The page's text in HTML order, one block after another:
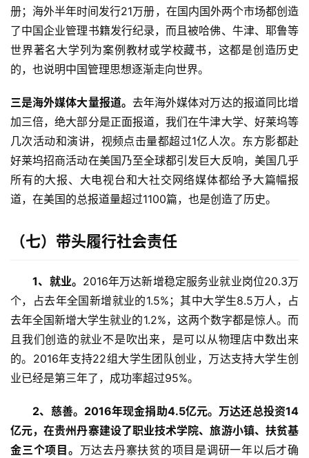
册；海外半年时间发行21万册，在国内国外两个市场都创造
了中国企业管理书籍发行纪录，而且被哈佛、牛津、耶鲁等
世界著名大学列为案例教材或学校藏书，这都是创造历史
的，也说明中国管理思想逐渐走向世界。
三是海外媒体大量报道。 去年海外媒体对万达的报道同比增
加三倍，绝大部分是正面报道，我们在牛津大学、好莱坞等
几次活动和演讲，视频点击量都超过1亿人次。东方影都赴
好莱坞招商活动在美国乃至全球都引发巨大反响，美国几乎
所有的大报、大电视台和大社交网络媒体都给予大篇幅报
道，在美国的总报道量超过1100篇，也是创造了历史。
（七） 带头履行社会责任
1、就业。 2016年万达新增稳定服务业就业岗位20.3万
个，占去年全国新增就业的1.5%；其中大学生8.5万人，占
去年全国新增大学生就业的1.2%，这两个数字都是惊人。而
且我们创造的就业不是吹出来，是可以从物理店中数出来
的。2016年支持22组大学生团队创业，万达支持大学生创
业已经是第三年了，成功率超过95%。
2、慈善。 2016年现金捐助4.5亿元。万达还总投资14
亿元，在贵州丹寨建设了职业技术学院、旅游小镇、扶贫基
金三个项目。 万达去丹寨扶贫的项目是调研一年以后才确